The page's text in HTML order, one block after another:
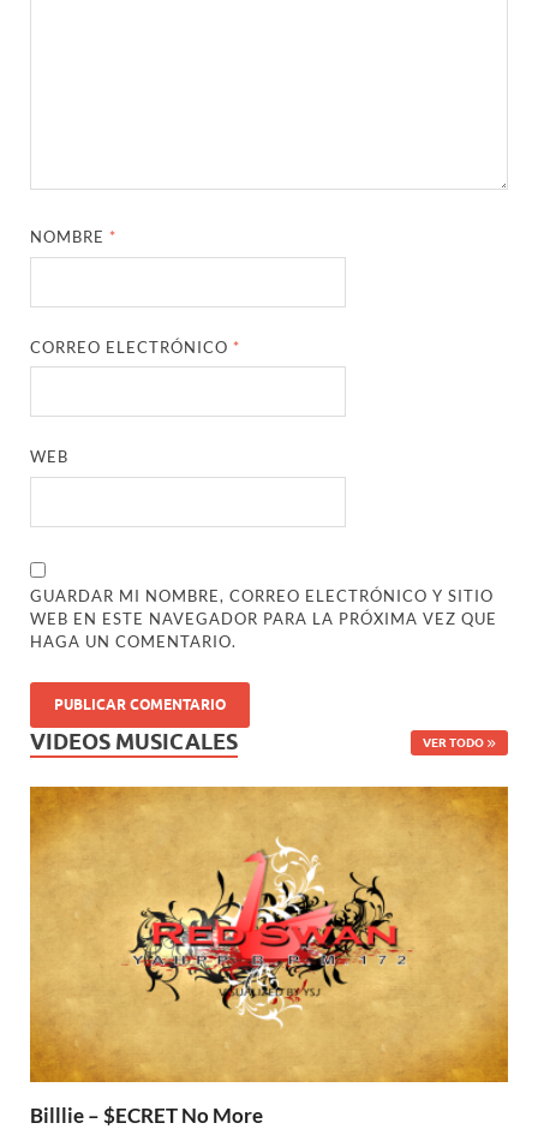
NOMBRE *
CORREO ELECTRÓNICO *
WEB
GUARDAR MI NOMBRE, CORREO ELECTRÓNICO Y SITIO
WEB EN ESTE NAVEGADOR PARA LA PRÓXIMA VEZ QUE
HAGA UN COMENTARIO.
VIDEOS MUSICALES VER TODO
Billlie – $ECRET No More